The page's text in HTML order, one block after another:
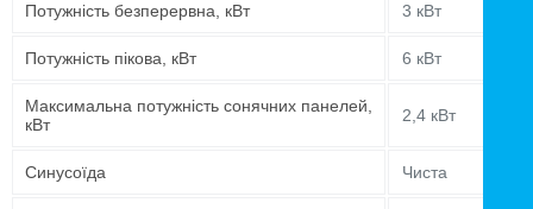
Потужність безперервна, кВт 3 кВт
Потужність пікова, кВт 6 кВт
Максимальна потужність сонячних панелей,
кВт
2,4 кВт
Синусоїда Чиста